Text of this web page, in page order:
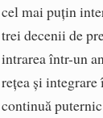
cel mai puțin
trei decenii de
intrarea într-un
rețea și
continuă